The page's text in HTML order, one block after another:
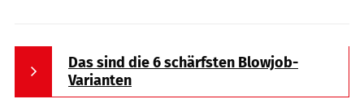
Das sind die 6 schärfsten Blowjob-
Varianten